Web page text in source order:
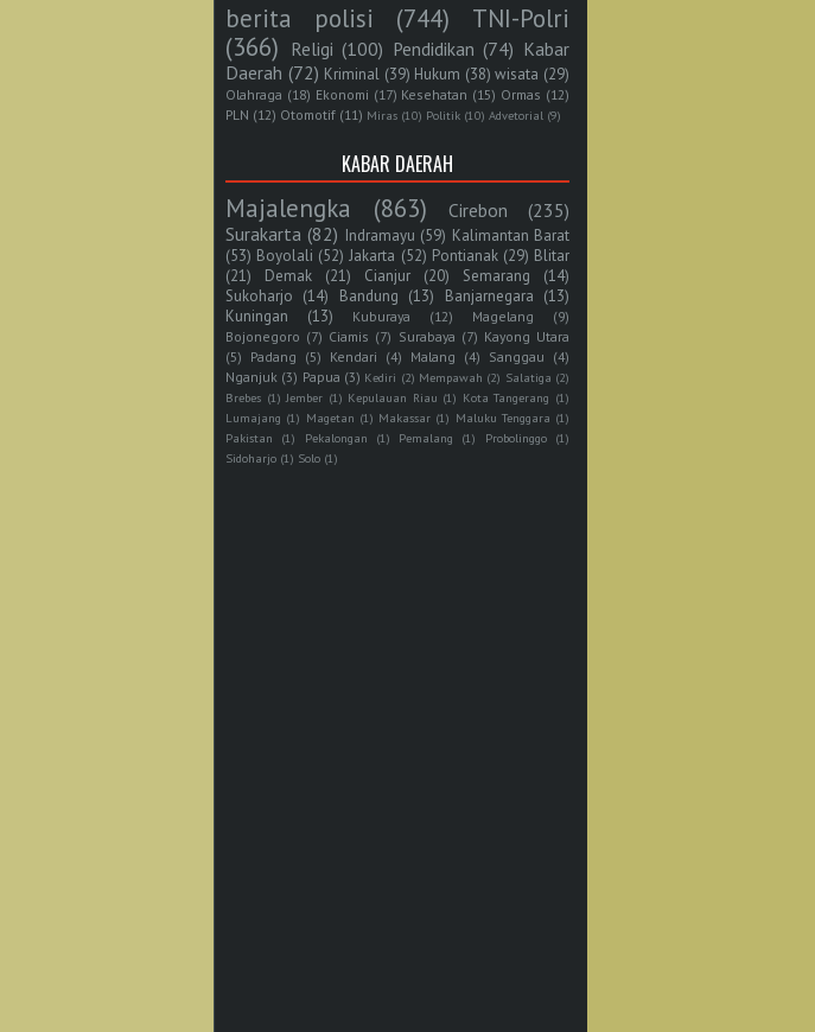
berita polisi (744)
TNI-Polri
(366) Religi (100) Pendidikan (74) Kabar
Daerah (72) Kriminal (39) Hukum (38) wisata (29)
Olahraga (18) Ekonomi (17) Kesehatan (15) Ormas (12)
PLN (12) Otomotif (11) Miras (10) Politik (10) Advetorial (9)
KABAR DAERAH
Majalengka (863) Cirebon
(235)
Surakarta (82) Indramayu (59) Kalimantan Barat
(53) Boyolali (52) Jakarta (52) Pontianak (29) Blitar
(21)
Demak (21) Cianjur (20) Semarang
(14)
Sukoharjo (14) Bandung (13) Banjarnegara (13)
Kuningan
(13) Kuburaya (12) Magelang
(9)
Bojonegoro (7) Ciamis (7) Surabaya (7) Kayong Utara
(5) Padang (5) Kendari (4) Malang (4) Sanggau (4)
Nganjuk (3) Papua (3) Kediri (2) Mempawah (2) Salatiga (2)
Brebes (1) Jember (1) Kepulauan Riau (1) Kota Tangerang (1)
Lumajang (1) Magetan (1) Makassar (1) Maluku Tenggara (1)
Pakistan
(1) Pekalongan (1) Pemalang (1) Probolinggo (1)
Sidoharjo (1) Solo (1)